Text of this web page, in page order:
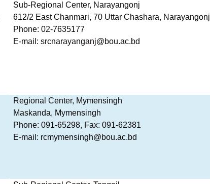
Sub-Regional Center, Narayangonj
612/2 East Chanmari, 70 Uttar Chashara, Narayangonj
Phone: 02-7635177
E-mail: srcnarayanganj@bou.ac.bd
Regional Center, Mymensingh
Maskanda, Mymensingh
Phone: 091-65298, Fax: 091-62381
E-mail: rcmymensingh@bou.ac.bd